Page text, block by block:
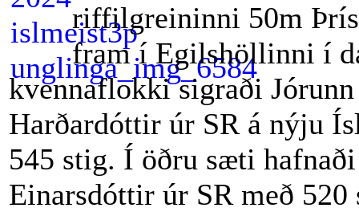
riffilgreininni 50m
fram í Egilshöllinni í
kvennaflokki sigraði Jórunn
Harðardóttir úr SR á nýju
545 stig. Í öðru sæti
Einarsdóttir úr SR með